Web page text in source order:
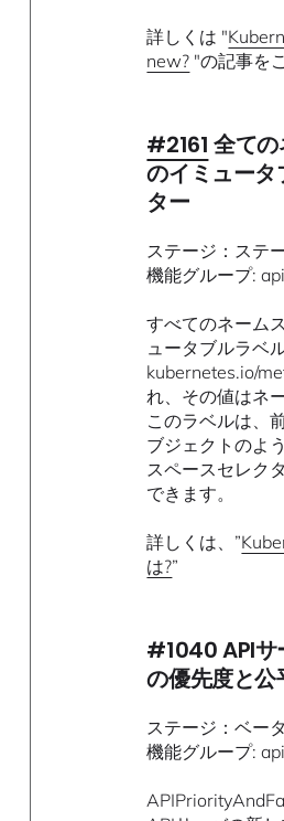
詳しくは "
new? "の記事を
#2161 全て
のイミュータ
ター
ステージ：ステ
機能グループ:
すべてのネーム
ュータブルラベ
kubernetes.io/
れ、その値はネ
このラベルは、
ブジェクトのよ
スペースセレク
できます。
詳しくは、”
は?”
#1040 APIサ
の優先度と公
ステージ：ベー
機能グループ: